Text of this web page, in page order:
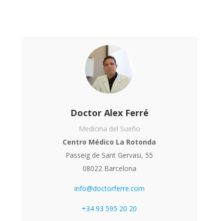
Doctor Alex Ferré
Medicina del Sueño
Centro Médico La Rotonda
Passeig de Sant Gervasi, 55
08022 Barcelona
info@doctorferre.com
+34 93 595 20 20